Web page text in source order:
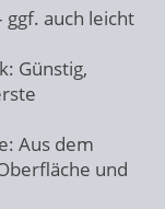
ggf. auch leicht
Günstig,
Aus dem
und